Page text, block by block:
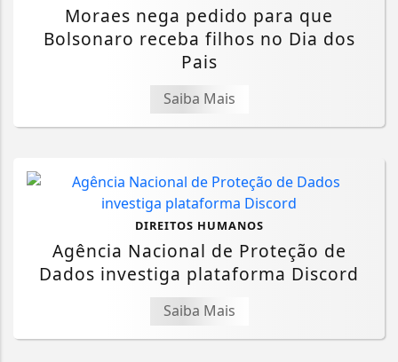
Moraes nega pedido para que
Bolsonaro receba filhos no Dia dos
Pais
Saiba Mais
DIREITOS HUMANOS
Agência Nacional de Proteção de
Dados investiga plataforma Discord
Saiba Mais